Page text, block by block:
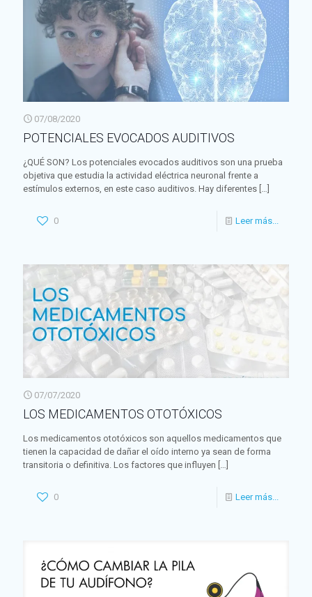
07/08/2020
POTENCIALES EVOCADOS AUDITIVOS
¿QUÉ SON? Los potenciales evocados auditivos son una prueba
objetiva que estudia la actividad eléctrica neuronal frente a
estímulos externos, en este caso auditivos. Hay diferentes […]
0 Leer más...
07/07/2020
LOS MEDICAMENTOS OTOTÓXICOS
Los medicamentos ototóxicos son aquellos medicamentos que
tienen la capacidad de dañar el oído interno ya sean de forma
transitoria o definitiva. Los factores que influyen […]
0 Leer más...